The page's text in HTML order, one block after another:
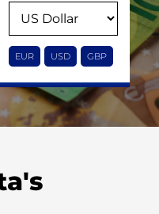
EUR USD GBP